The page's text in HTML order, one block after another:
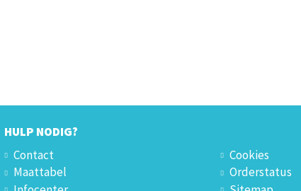
HULP NODIG?
Contact
Maattabel
Cookies
Orderstatus